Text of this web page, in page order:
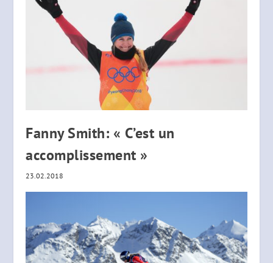
Fanny Smith: « C’est un
accomplissement »
23.02.2018